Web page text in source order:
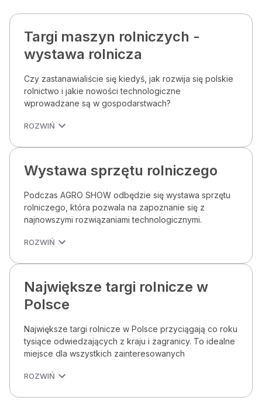
Targi maszyn rolniczych -
wystawa rolnicza
Czy zastanawialiście się kiedyś, jak rozwija się polskie
rolnictwo i jakie nowości technologiczne
wprowadzane są w gospodarstwach?
ROZWIŃ
Wystawa sprzętu rolniczego
Podczas AGRO SHOW odbędzie się wystawa sprzętu
rolniczego, która pozwala na zapoznanie się z
najnowszymi rozwiązaniami technologicznymi.
ROZWIŃ
Największe targi rolnicze w
Polsce
Największe targi rolnicze w Polsce przyciągają co roku
tysiące odwiedzających z kraju i zagranicy. To idealne
miejsce dla wszystkich zainteresowanych
ROZWIŃ